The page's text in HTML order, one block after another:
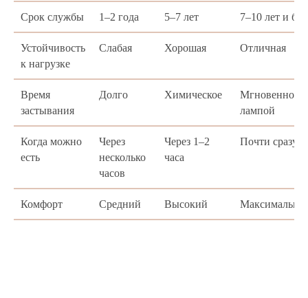
Срок службы 1–2 года 5–7 лет 7–10 лет и
Устойчивость
к нагрузке
Слабая Хорошая Отличная
Время
застывания
Долго Химическое
Мгновенно
лампой
Когда можно
есть
Через
несколько
часов
Через 1–2
часа
Почти сразу
Комфорт Средний Высокий